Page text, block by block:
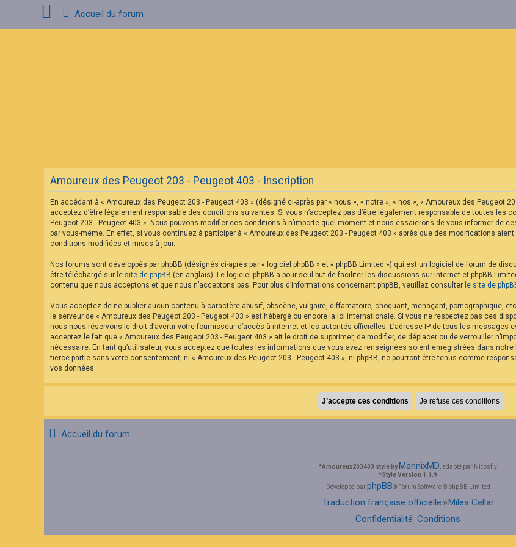
Accueil du forum
Amoureux des Peugeot 203 - Peugeot 403 - Inscription
En accédant à « Amoureux des Peugeot 203 - Peugeot 403 » (désigné ci-après par « nous », « notre », « nos », « Amoureux des Peugeot
acceptez d’être légalement responsable des conditions suivantes. Si vous n’acceptez pas d’être légalement responsable de toutes
Peugeot 203 - Peugeot 403 ». Nous pouvons modifier ces conditions à n’importe quel moment et nous essaierons de vous informer de
par vous-même. En effet, si vous continuez à participer à « Amoureux des Peugeot 203 - Peugeot 403 » après que des modifications
conditions modifiées et mises à jour.
Nos forums sont développés par phpBB (désignés ci-après par « logiciel phpBB » et « phpBB Limited ») qui est un logiciel de forum de
être téléchargé sur le site de phpBB (en anglais). Le logiciel phpBB a pour seul but de faciliter les discussions sur internet et phpBB
contenu que nous acceptons et que nous n’acceptons pas. Pour plus d’informations concernant phpBB, veuillez consulter le site de
Vous acceptez de ne publier aucun contenu à caractère abusif, obscène, vulgaire, diffamatoire, choquant, menaçant, pornographique,
le serveur de « Amoureux des Peugeot 203 - Peugeot 403 » est hébergé ou encore la loi internationale. Si vous ne respectez pas ces
nous nous réservons le droit d’avertir votre fournisseur d’accès à internet et les autorités officielles. L’adresse IP de tous les
acceptez le fait que « Amoureux des Peugeot 203 - Peugeot 403 » ait le droit de supprimer, de modifier, de déplacer ou de verrouiller
nécessaire. En tant qu’utilisateur, vous acceptez que toutes les informations que vous avez renseignées soient enregistrées dans
tierce partie sans votre consentement, ni « Amoureux des Peugeot 203 - Peugeot 403 », ni phpBB, ne pourront être tenus comme
vos données.
Accueil du forum
*Amoureux203403 style byMannixMD , adapté par Nicosfly
*Style Version 1.1.9
Développé parphpBB® Forum Software © phpBB Limited
Traduction française officielle ©Miles Cellar
Confidentialité Conditions